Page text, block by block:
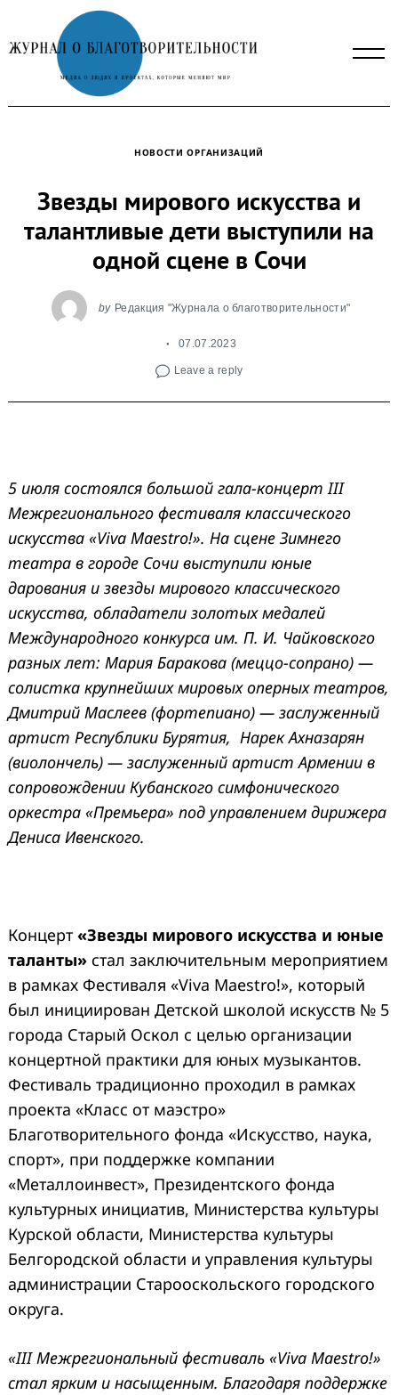
to
content
НОВОСТИ ОРГАНИЗАЦИЙ
Звезды мирового искусства и
талантливые дети выступили на
одной сцене в Сочи
by Редакция "Журнала о благотворительности"
07.07.2023
Leave a reply
5 июля состоялся большой гала-концерт III
Межрегионального фестиваля классического
искусства «Viva Maestro!». На сцене Зимнего
театра в городе Сочи выступили юные
дарования и звезды мирового классического
искусства, обладатели золотых медалей
Международного конкурса им. П. И. Чайковского
разных лет: Мария Баракова (меццо-сопрано) —
солистка крупнейших мировых оперных театров,
Дмитрий Маслеев (фортепиано) — заслуженный
артист Республики Бурятия, Нарек Ахназарян
(виолончель) — заслуженный артист Армении в
сопровождении Кубанского симфонического
оркестра «Премьера» под управлением дирижера
Дениса Ивенского.
Концерт «Звезды мирового искусства и юные
таланты» стал заключительным мероприятием
в рамках Фестиваля «Viva Maestro!», который
был инициирован Детской школой искусств № 5
города Старый Оскол c целью организации
концертной практики для юных музыкантов.
Фестиваль традиционно проходил в рамках
проекта «Класс от маэстро»
Благотворительного фонда «Искусство, наука,
спорт», при поддержке компании
«Металлоинвест», Президентского фонда
культурных инициатив, Министерства культуры
Курской области, Министерства культуры
Белгородской области и управления культуры
администрации Старооскольского городского
округа.
«III Межрегиональный фестиваль «Viva Maestro!»
стал ярким и насыщенным. Благодаря поддержке